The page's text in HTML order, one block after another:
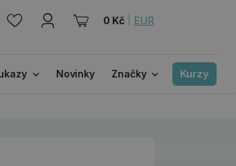
0 Kč EUR
Novinky Značky Kurzy